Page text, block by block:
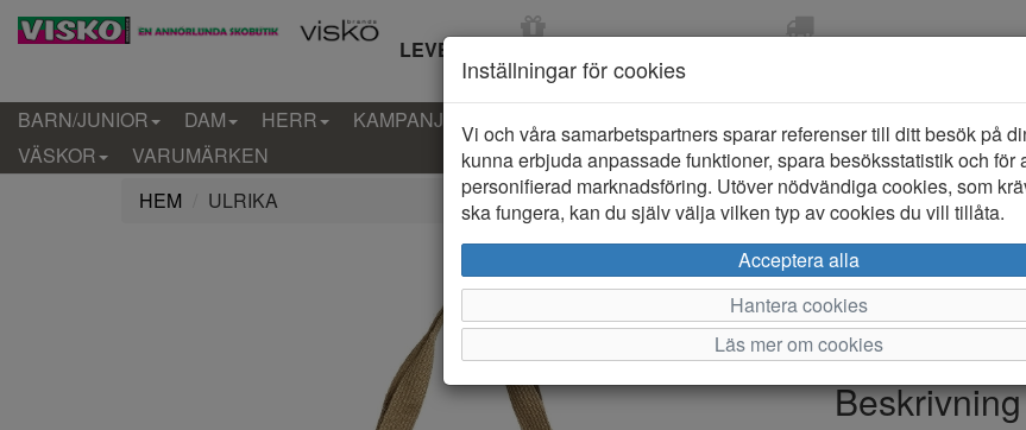
LEVERANS INOM 2-5 DAGAR
BARN/JUNIOR DAM HERR KAMPANJ KLÄDER-BARN
VÄSKOR
VARUMÄRKEN
HEM
ULRIKA
Bozzini
Varumärke: Ulrika
Artikelnummer: 2610522
Beskrivning
Inställningar för cookies
Vi och våra samarbetspartners sparar referenser till ditt besök på
kunna erbjuda anpassade funktioner, spara besöksstatistik och för
personifierad marknadsföring. Utöver nödvändiga cookies, som
ska fungera, kan du själv välja vilken typ av cookies du vill tillåta.
Acceptera alla
Hantera cookies
Läs mer om cookies